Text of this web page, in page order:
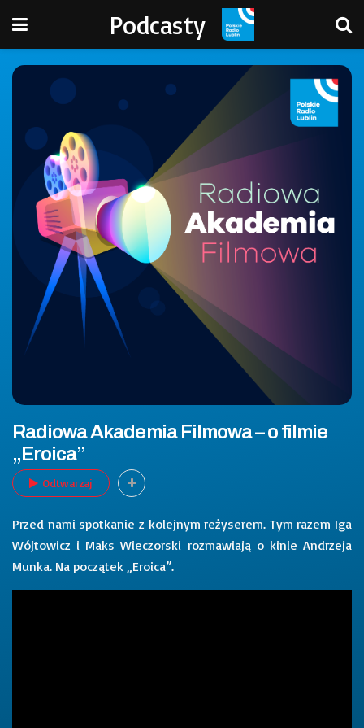
Podcasty
Radiowa Akademia Filmowa – o filmie
„Eroica”
Odtwarzaj
Przed nami spotkanie z kolejnym reżyserem. Tym razem Iga
Wójtowicz i Maks Wieczorski rozmawiają o kinie Andrzeja
Munka. Na początek „Eroica”.